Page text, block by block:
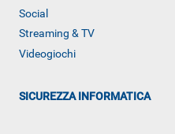
Social
Streaming & TV
Videogiochi
SICUREZZA INFORMATICA